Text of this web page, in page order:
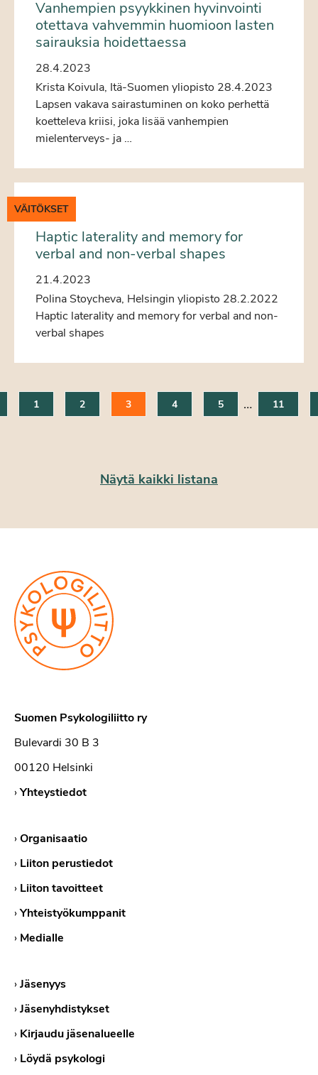
Vanhempien psyykkinen hyvinvointi
otettava vahvemmin huomioon lasten
sairauksia hoidettaessa
28.4.2023
Krista Koivula, Itä-Suomen yliopisto 28.4.2023
Lapsen vakava sairastuminen on koko perhettä
koetteleva kriisi, joka lisää vanhempien
mielenterveys- ja …
VÄITÖKSET
Haptic laterality and memory for
verbal and non-verbal shapes
21.4.2023
Polina Stoycheva, Helsingin yliopisto 28.2.2022
Haptic laterality and memory for verbal and non-
verbal shapes
1 2 3 4 5 … 11
Näytä kaikki listana
Suomen Psykologiliitto ry
Bulevardi 30 B 3
00120 Helsinki
›Yhteystiedot
›Organisaatio
› Liiton perustiedot
› Liiton tavoitteet
›Yhteistyökumppanit
› Medialle
›Jäsenyys
›Jäsenyhdistykset
› Kirjaudu jäsenalueelle
› Löydä psykologi